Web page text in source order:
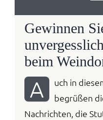
Gewinnen
beim
A
uch in
begrüßen
Nachrichten, die